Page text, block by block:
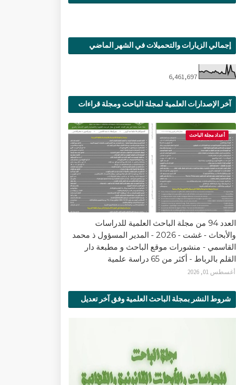
إجمالي الزيارات والتحميلات في الشهر الماضي
6,461,697
آخر الإصدارات العلمية لمجلة الباحث ومجلة قراءات
أعداد مجلة الباحث
العدد 94 من مجلة الباحث العلمية للدراسات
والأبحاث - غشت - 2026 - المدير المسؤول ذ محمد
القاسمي - منشورات موقع الباحث و مطبعة دار
القلم بالرباط - أكثر من 65 دراسة علمية
أغسطس 01, 2026
شروط النشر بمجلة الباحث العلمية وفق آخر تعديل